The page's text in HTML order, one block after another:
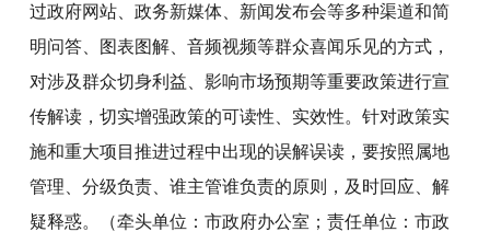
过政府网站、政务新媒体、新闻发布会等多种渠道和简
明问答、图表图解、音频视频等群众喜闻乐见的方式，
对涉及群众切身利益、影响市场预期等重要政策进行宣
传解读，切实增强政策的可读性、实效性。针对政策实
施和重大项目推进过程中出现的误解误读，要按照属地
管理、分级负责、谁主管谁负责的原则，及时回应、解
疑释惑。（牵头单位：市政府办公室；责任单位：市政